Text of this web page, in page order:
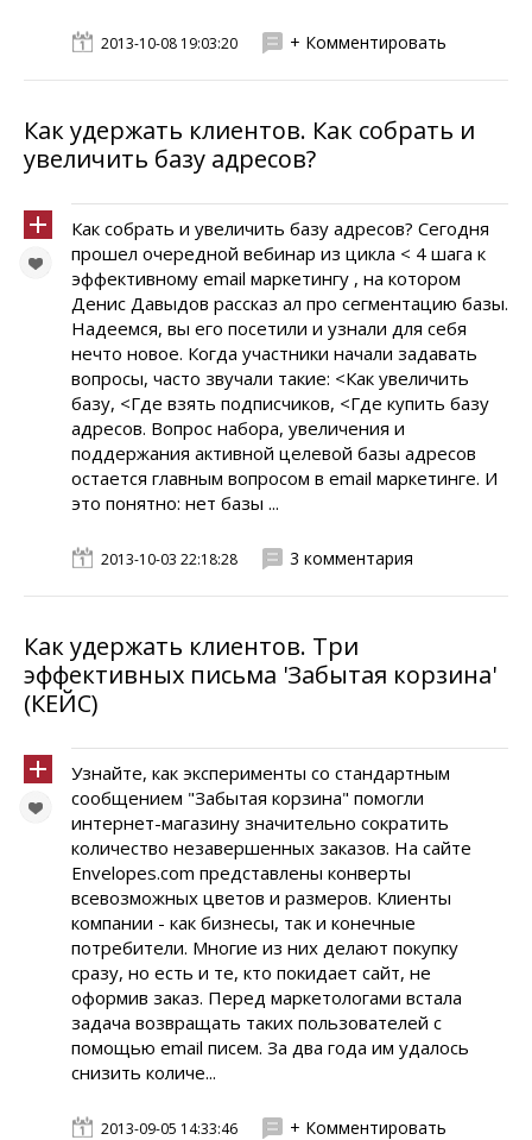
2013-10-08 19:03:20 + Комментировать
Как удержать клиентов. Как собрать и
увеличить базу адресов?
Как собрать и увеличить базу адресов? Сегодня
прошел очередной вебинар из цикла < 4 шага к
эффективному email маркетингу , на котором
Денис Давыдов рассказ ал про сегментацию базы.
Надеемся, вы его посетили и узнали для себя
нечто новое. Когда участники начали задавать
вопросы, часто звучали такие: <Как увеличить
базу, <Где взять подписчиков, <Где купить базу
адресов. Вопрос набора, увеличения и
поддержания активной целевой базы адресов
остается главным вопросом в email маркетинге. И
это понятно: нет базы ...
2013-10-03 22:18:28 3 комментария
Как удержать клиентов. Три
эффективных письма 'Забытая корзина'
(КЕЙС)
Узнайте, как эксперименты со стандартным
сообщением "Забытая корзина" помогли
интернет-магазину значительно сократить
количество незавершенных заказов. На сайте
Envelopes.com представлены конверты
всевозможных цветов и размеров. Клиенты
компании - как бизнесы, так и конечные
потребители. Многие из них делают покупку
сразу, но есть и те, кто покидает сайт, не
оформив заказ. Перед маркетологами встала
задача возвращать таких пользователей с
помощью email писем. За два года им удалось
снизить количе...
2013-09-05 14:33:46 + Комментировать